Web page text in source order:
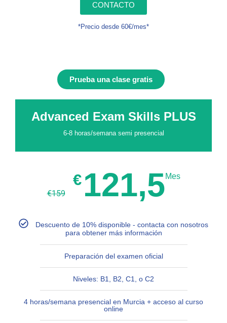
CONTACTO
*Precio desde 60€/mes*
Prueba una clase gratis
Advanced Exam Skills PLUS
6-8 horas/semana semi presencial
€159
€ 121,5Mes
Descuento de 10% disponible - contacta con nosotros
para obtener más información
Preparación del examen oficial
Niveles: B1, B2, C1, o C2
4 horas/semana presencial en Murcia + acceso al curso
online